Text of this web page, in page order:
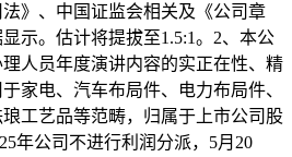
》、中国证监会相关及《公司章
示。估计将提拔至1.5:1。2、本公
人员年度演讲内容的实正在性、精
家电、汽车布局件、电力布局件、
工艺品等范畴，归属于上市公司股
年公司不进行利润分派，5月20